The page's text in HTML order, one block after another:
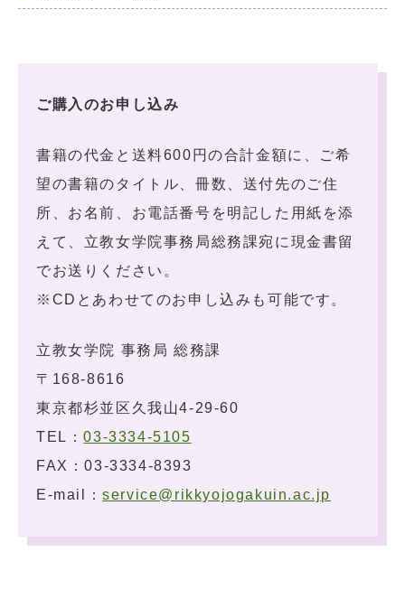
ご購入のお申し込み
書籍の代金と送料600円の合計金額に、ご希
望の書籍のタイトル、冊数、送付先のご住
所、お名前、お電話番号を明記した用紙を添
えて、⽴教⼥学院事務局総務課宛に現金書留
でお送りください。
※CDとあわせてのお申し込みも可能です。
立教女学院 事務局 総務課
〒168-8616
東京都杉並区久我山4-29-60
TEL：03-3334-5105
FAX：03-3334-8393
E-mail：service@rikkyojogakuin.ac.jp